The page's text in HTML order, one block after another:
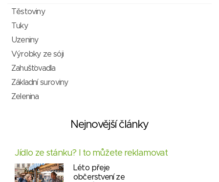
Těstoviny
Tuky
Uzeniny
Výrobky ze sóji
Zahušťovadla
Základní suroviny
Zelenina
Nejnovější články
Jídlo ze stánku? I to můžete reklamovat
Léto přeje
občerstvení ze